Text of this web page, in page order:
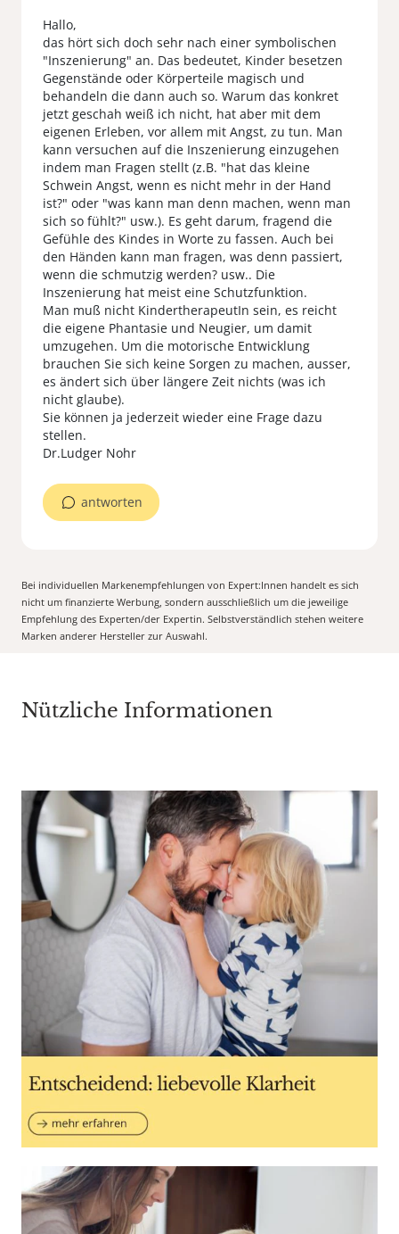
Hallo,
das hört sich doch sehr nach einer symbolischen
"Inszenierung" an. Das bedeutet, Kinder besetzen
Gegenstände oder Körperteile magisch und
behandeln die dann auch so. Warum das konkret
jetzt geschah weiß ich nicht, hat aber mit dem
eigenen Erleben, vor allem mit Angst, zu tun. Man
kann versuchen auf die Inszenierung einzugehen
indem man Fragen stellt (z.B. "hat das kleine
Schwein Angst, wenn es nicht mehr in der Hand
ist?" oder "was kann man denn machen, wenn man
sich so fühlt?" usw.). Es geht darum, fragend die
Gefühle des Kindes in Worte zu fassen. Auch bei
den Händen kann man fragen, was denn passiert,
wenn die schmutzig werden? usw.. Die
Inszenierung hat meist eine Schutzfunktion.
Man muß nicht KindertherapeutIn sein, es reicht
die eigene Phantasie und Neugier, um damit
umzugehen. Um die motorische Entwicklung
brauchen Sie sich keine Sorgen zu machen, ausser,
es ändert sich über längere Zeit nichts (was ich
nicht glaube).
Sie können ja jederzeit wieder eine Frage dazu
stellen.
Dr.Ludger Nohr
antworten
Bei individuellen Markenempfehlungen von Expert:Innen handelt es sich
nicht um finanzierte Werbung, sondern ausschließlich um die jeweilige
Empfehlung des Experten/der Expertin. Selbstverständlich stehen weitere
Marken anderer Hersteller zur Auswahl.
Nützliche Informationen